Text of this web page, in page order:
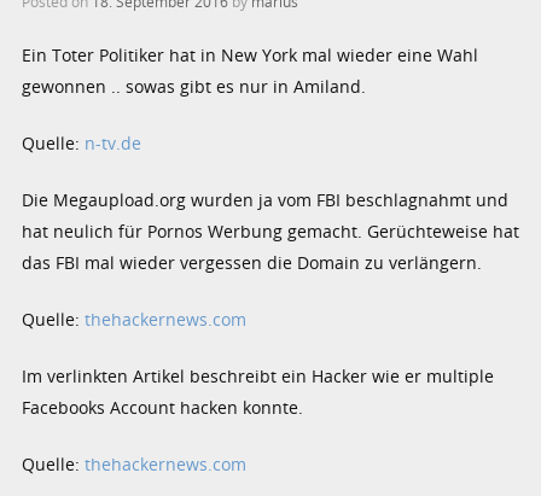
Ein Toter Politiker hat in New York mal wieder eine Wahl
gewonnen .. sowas gibt es nur in Amiland.
Quelle: n-tv.de
Die Megaupload.orgwurden ja vom FBI beschlagnahmt und
hat neulich für Pornos Werbung gemacht. Gerüchteweise hat
das FBI mal wieder vergessen die Domain zu verlängern.
Quelle:thehackernews.com
Im verlinkten Artikel beschreibt ein Hacker wie er multiple
Facebooks Account hacken konnte.
Quelle:thehackernews.com